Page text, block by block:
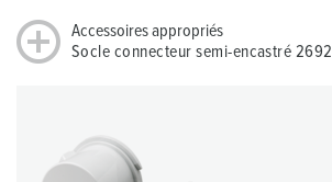
Accessoires appropriés
Socle connecteur semi-encastré 2692